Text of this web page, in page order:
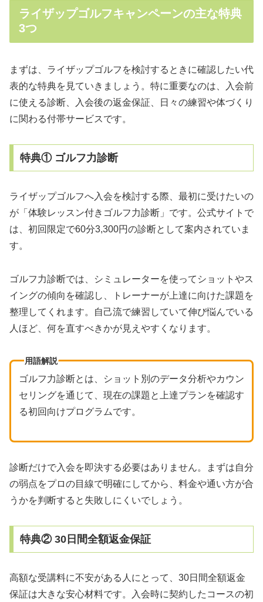
ライザップゴルフキャンペーンの主な特典
3つ
まずは、ライザップゴルフを検討するときに確認したい代
表的な特典を見ていきましょう。特に重要なのは、入会前
に使える診断、入会後の返金保証、日々の練習や体づくり
に関わる付帯サービスです。
特典① ゴルフ力診断
ライザップゴルフへ入会を検討する際、最初に受けたいの
が「体験レッスン付きゴルフ力診断」です。公式サイトで
は、初回限定で60分3,300円の診断として案内されていま
す。
ゴルフ力診断では、シミュレーターを使ってショットやス
イングの傾向を確認し、トレーナーが上達に向けた課題を
整理してくれます。自己流で練習していて伸び悩んでいる
人ほど、何を直すべきかが見えやすくなります。
用語解説
ゴルフ力診断とは、ショット別のデータ分析やカウン
セリングを通じて、現在の課題と上達プランを確認す
る初回向けプログラムです。
診断だけで入会を即決する必要はありません。まずは自分
の弱点をプロの目線で明確にしてから、料金や通い方が合
うかを判断すると失敗しにくいでしょう。
特典② 30日間全額返金保証
高額な受講料に不安がある人にとって、30日間全額返金
保証は大きな安心材料です。入会時に契約したコースの初